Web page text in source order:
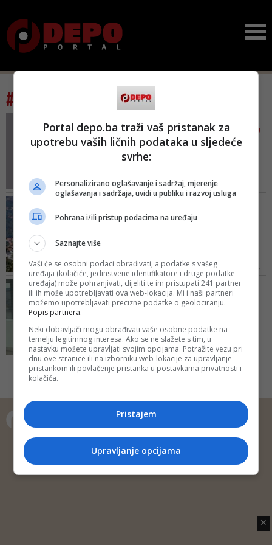
#tag: slobodan stojanović
DJETETA U PLAVOM MANTILU
Danas nema niti Ilije, niti
gotovo sama bori za istinu i
privođenje pravdi zločinaca
nedjelo
Suđenje za ubistvo 12-
Stanković je potvrdio da je tijelo,
koje je bilo u fazi raspada, težilo
oko 50 kg
FOTO/ ČEKA SE ROČIŠTE ZA
ODREĐIVANJE PRITVORA
Elfeta Veseli izručena
Osumnjičena ...
Tužiteljstvo BiH zahvaljuje
pravosuđu i diplomaciji Švicarske
Konfederacije na ostvarenoj
Copyright © 2014 Depo Portal
Kontakt Marketing
Privatnost korisnika
O nama
✕
Portal depo.ba traži vaš pristanak za
upotrebu vaših ličnih podataka u sljedeće
svrhe:
Personalizirano oglašavanje i sadržaj, mjerenje
oglašavanja i sadržaja, uvidi u publiku i razvoj usluga
Pohrana i/ili pristup podacima na uređaju
Saznajte više
Vaši će se osobni podaci obrađivati, a podatke s vašeg
uređaja (kolačiće, jedinstvene identifikatore i druge podatke
uređaja) može pohranjivati, dijeliti te im pristupati 241 partner
ili ih može upotrebljavati ova web-lokacija. Mi i naši partneri
možemo upotrebljavati precizne podatke o geolociranju.
Popis partnera.
Neki dobavljači mogu obrađivati vaše osobne podatke na
temelju legitimnog interesa. Ako se ne slažete s tim, u
nastavku možete upravljati svojim opcijama. Potražite vezu pri
dnu ove stranice ili na izborniku web-lokacije za upravljanje
pristankom ili povlačenje pristanka u postavkama privatnosti i
kolačića.
Pristajem
Upravljanje opcijama